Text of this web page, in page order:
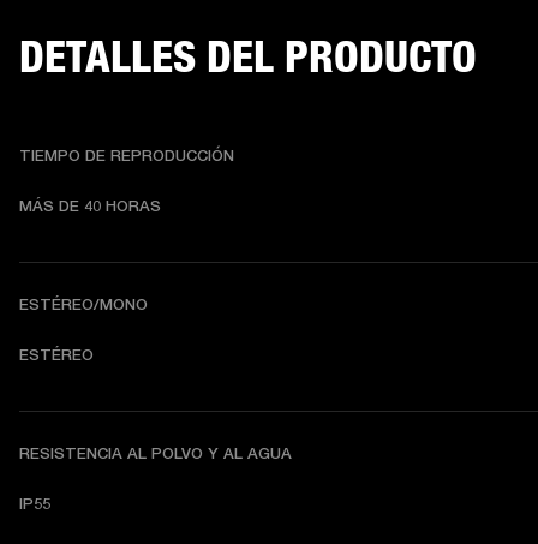
DETALLES DEL PRODUCTO
TIEMPO DE REPRODUCCIÓN
MÁS DE 40 HORAS
ESTÉREO/MONO
ESTÉREO
RESISTENCIA AL POLVO Y AL AGUA
IP55